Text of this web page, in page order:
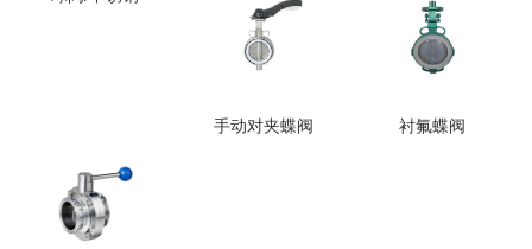
手动对夹蝶阀 衬氟蝶阀